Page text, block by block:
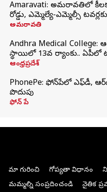
Amaravati: అమరావతిలో కీలక
రోడ్డు, ఎమ్మెల్యే-ఎమ్మెల్సీ
అమరావతి
Andhra Medical
స్థాయిలో 13వ ర్యాంకు.. ఏపీలో
ఆంధ్రప్రదేశ్
PhonePe: ఫోన్‌పేలో ఎఫ్‌డీ,
పొదుపు
ఫోన్‌ పే
మా గురించి గోప్యతా విధానం
మమ్మల్ని సంప్రదించండి
నైతిక